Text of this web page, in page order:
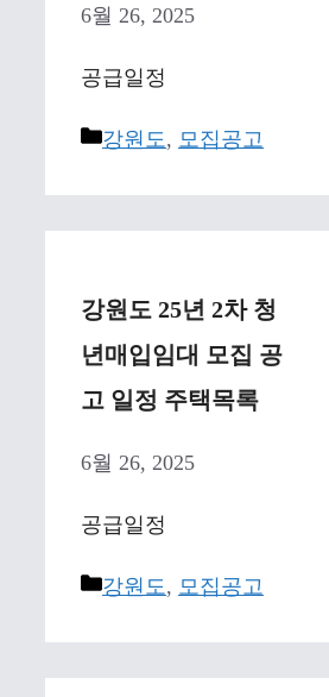
6월 26, 2025
공급일정
Categories
강원도, 모집공고
강원도 25년 2차 청
년매입임대 모집 공
고 일정 주택목록
6월 26, 2025
공급일정
Categories
강원도 , 모집공고